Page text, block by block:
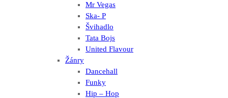
Mr Vegas
Ska- P
Švihadlo
Tata Bojs
United Flavour
Žánry
Dancehall
Funky
Hip – Hop